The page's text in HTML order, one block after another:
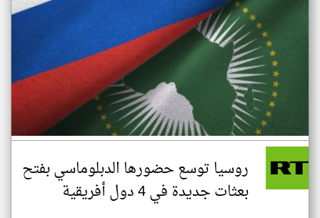
روسيا توسع حضورها الدبلوماسي بفتح
بعثات جديدة في 4 دول أفريقية